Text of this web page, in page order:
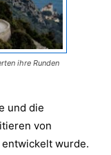
ihre Runden
und die
von
wurde.